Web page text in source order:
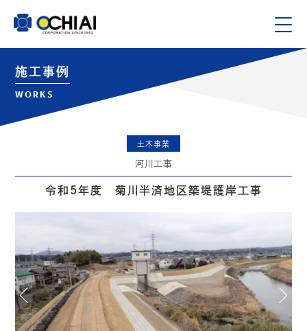
施工事例
WORKS
土木事業
河川工事
令和5年度 菊川半済地区築堤護岸工事